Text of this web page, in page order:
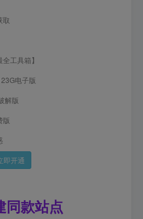
取
工具箱】
电子版
解版
版
即开通
款站点